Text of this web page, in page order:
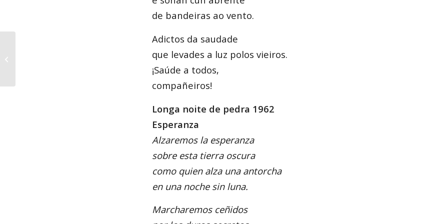
de bandeiras ao vento.
Adictos da saudade
que levades a luz polos vieiros.
¡Saúde a todos,
compañeiros!
Longa noite de pedra 1962
Esperanza
Alzaremos la esperanza
sobre esta tierra oscura
como quien alza una antorcha
en una noche sin luna.
Marcharemos ceñidos